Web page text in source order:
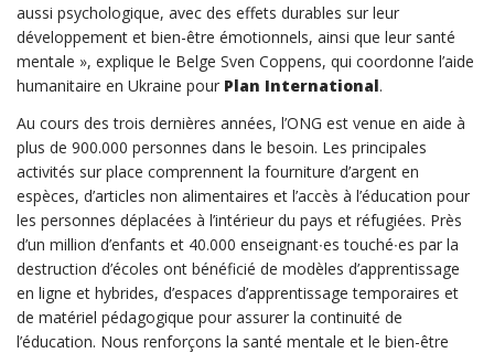
aussi psychologique, avec des effets durables sur leur
développement et bien-être émotionnels, ainsi que leur santé
mentale », explique le Belge Sven Coppens, qui coordonne l’aide
humanitaire en Ukraine pour Plan International.
Au cours des trois dernières années, l’ONG est venue en aide à
plus de 900.000 personnes dans le besoin. Les principales
activités sur place comprennent la fourniture d’argent en
espèces, d’articles non alimentaires et l’accès à l’éducation pour
les personnes déplacées à l’intérieur du pays et réfugiées. Près
d’un million d’enfants et 40.000 enseignant∙es touché∙es par la
destruction d’écoles ont bénéficié de modèles d’apprentissage
en ligne et hybrides, d’espaces d’apprentissage temporaires et
de matériel pédagogique pour assurer la continuité de
l’éducation. Nous renforçons la santé mentale et le bien-être